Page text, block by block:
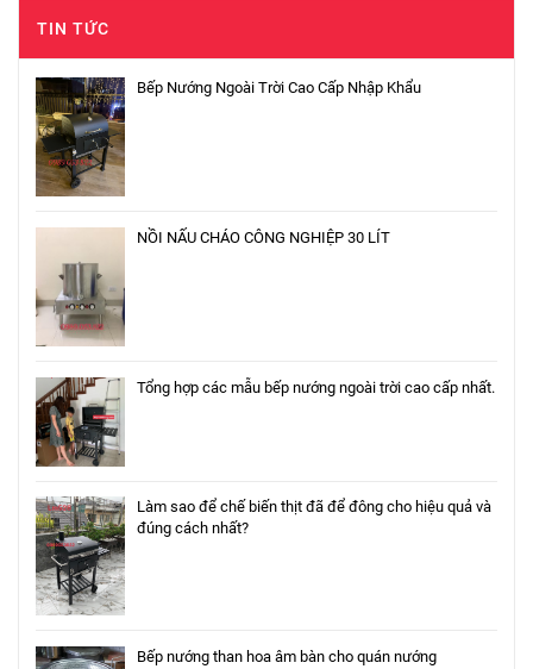
TIN TỨC
Bếp Nướng Ngoài Trời Cao Cấp Nhập Khẩu
NỒI NẤU CHÁO CÔNG NGHIỆP 30 LÍT
Tổng hợp các mẫu bếp nướng ngoài trời cao cấp nhất.
Làm sao để chế biến thịt đã để đông cho hiệu quả và
đúng cách nhất?
Bếp nướng than hoa âm bàn cho quán nướng